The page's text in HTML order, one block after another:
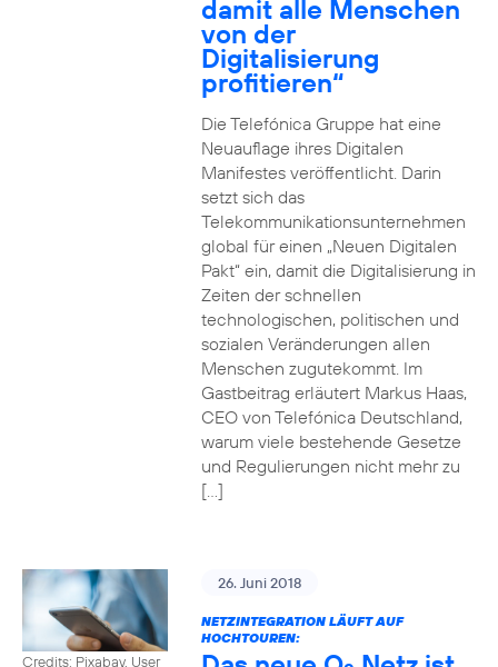
damit alle Menschen
von der
Digitalisierung
profitieren“
Die Telefónica Gruppe hat eine
Neuauflage ihres Digitalen
Manifestes veröffentlicht. Darin
setzt sich das
Telekommunikationsunternehmen
global für einen „Neuen Digitalen
Pakt“ ein, damit die Digitalisierung in
Zeiten der schnellen
technologischen, politischen und
sozialen Veränderungen allen
Menschen zugutekommt. Im
Gastbeitrag erläutert Markus Haas,
CEO von Telefónica Deutschland,
warum viele bestehende Gesetze
und Regulierungen nicht mehr zu
[…]
Credits: Pixabay, User
26. Juni 2018
NETZINTEGRATION LÄUFT AUF
HOCHTOUREN: